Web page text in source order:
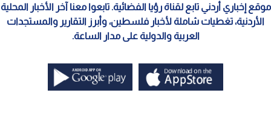
موقع إخباري أردني تابع لقناة رؤيا الفضائية. تابعوا معنا آخر الأخبار المحلية
الأردنية، تغطيات شاملة لأخبار فلسطين، وأبرز التقارير والمستجدات
العربية والدولية على مدار الساعة.